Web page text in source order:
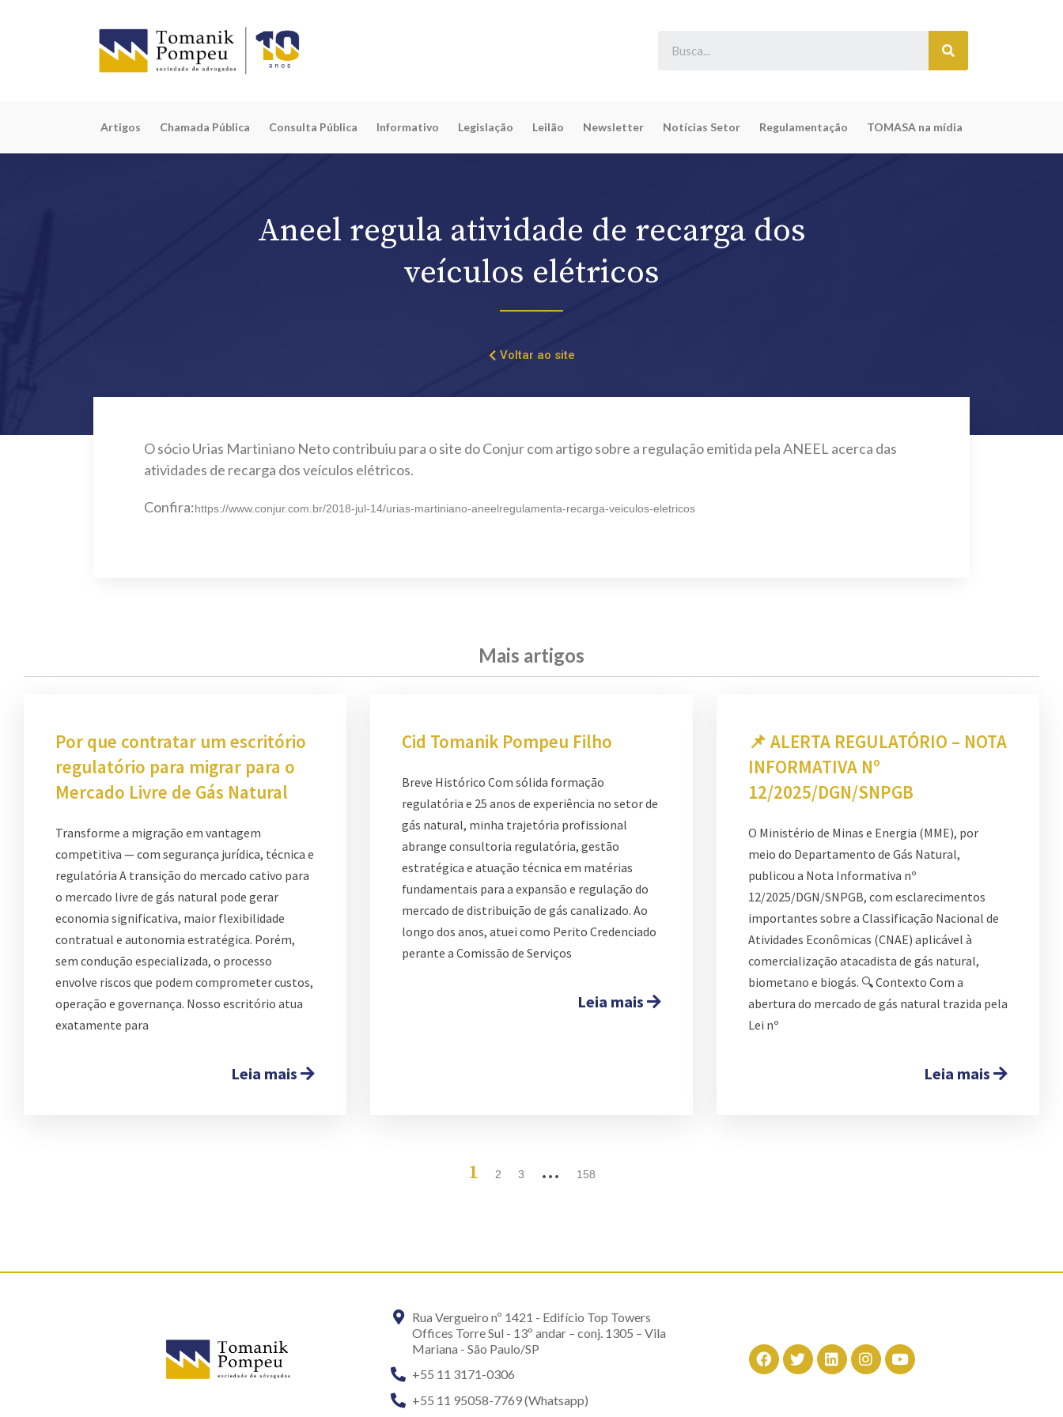
Artigos Chamada Pública Consulta Pública Informativo Legislação Leilão Newsletter Notícias Setor Regulamentação TOMASA na mídia
Aneel regula atividade de recarga dos
veículos elétricos
Voltar ao site
O sócio Urias Martiniano Neto contribuiu para o site do Conjur com artigo sobre a regulação emitida pela ANEEL acerca das
atividades de recarga dos veículos elétricos.
Confira:https://www.conjur.com.br/2018-jul-14/urias-martiniano-aneelregulamenta-recarga-veiculos-eletricos
Mais artigos
Por que contratar um escritório
regulatório para migrar para o
Mercado Livre de Gás Natural
Transforme a migração em vantagem
competitiva — com segurança jurídica, técnica e
regulatória A transição do mercado cativo para
o mercado livre de gás natural pode gerar
economia significativa, maior flexibilidade
contratual e autonomia estratégica. Porém,
sem condução especializada, o processo
envolve riscos que podem comprometer custos,
operação e governança. Nosso escritório atua
exatamente para
Leia mais
Cid Tomanik Pompeu Filho
Breve Histórico Com sólida formação
regulatória e 25 anos de experiência no setor de
gás natural, minha trajetória profissional
abrange consultoria regulatória, gestão
estratégica e atuação técnica em matérias
fundamentais para a expansão e regulação do
mercado de distribuição de gás canalizado. Ao
longo dos anos, atuei como Perito Credenciado
perante a Comissão de Serviços
Leia mais
📌 ALERTA REGULATÓRIO – NOTA
INFORMATIVA Nº
12/2025/DGN/SNPGB
O Ministério de Minas e Energia (MME), por
meio do Departamento de Gás Natural,
publicou a Nota Informativa nº
12/2025/DGN/SNPGB, com esclarecimentos
importantes sobre a Classificação Nacional de
Atividades Econômicas (CNAE) aplicável à
comercialização atacadista de gás natural,
biometano e biogás. 🔍 Contexto Com a
abertura do mercado de gás natural trazida pela
Lei nº
Leia mais
1 2 3 … 158
Rua Vergueiro nº 1421 - Edifício Top Towers
Offices Torre Sul - 13º andar – conj. 1305 – Vila
Mariana - São Paulo/SP
+55 11 3171-0306
+55 11 95058-7769 (Whatsapp)